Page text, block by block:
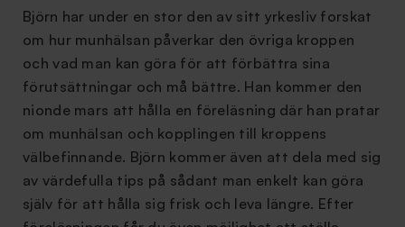
Björn har under en stor den av sitt yrkesliv forskat
om hur munhälsan påverkar den övriga kroppen
och vad man kan göra för att förbättra sina
förutsättningar och må bättre. Han kommer den
nionde mars att hålla en föreläsning där han pratar
om munhälsan och kopplingen till kroppens
välbefinnande. Björn kommer även att dela med sig
av värdefulla tips på sådant man enkelt kan göra
själv för att hålla sig frisk och leva längre. Efter